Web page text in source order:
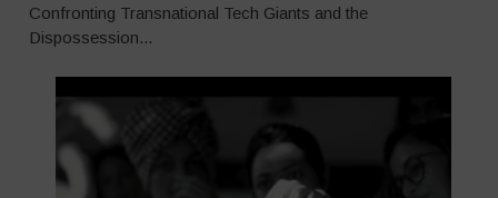
Confronting Transnational Tech Giants and the
Dispossession...